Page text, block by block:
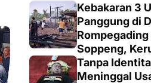
Kebakaran 3
Panggung di
Soppeng,
Rp300 Juta
Tanpa
Meninggal